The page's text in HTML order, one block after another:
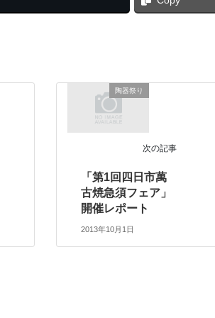
陶器祭り
次の記事
「第1回四日市萬
古焼急須フェア」
開催レポート
2013年10月1日